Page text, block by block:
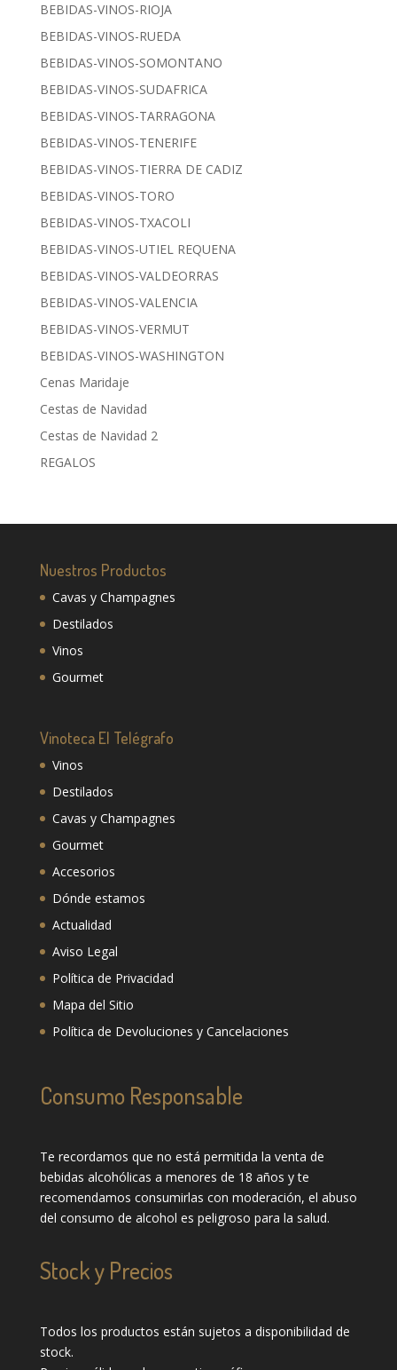
BEBIDAS-VINOS-RIOJA
BEBIDAS-VINOS-RUEDA
BEBIDAS-VINOS-SOMONTANO
BEBIDAS-VINOS-SUDAFRICA
BEBIDAS-VINOS-TARRAGONA
BEBIDAS-VINOS-TENERIFE
BEBIDAS-VINOS-TIERRA DE CADIZ
BEBIDAS-VINOS-TORO
BEBIDAS-VINOS-TXACOLI
BEBIDAS-VINOS-UTIEL REQUENA
BEBIDAS-VINOS-VALDEORRAS
BEBIDAS-VINOS-VALENCIA
BEBIDAS-VINOS-VERMUT
BEBIDAS-VINOS-WASHINGTON
Cenas Maridaje
Cestas de Navidad
Cestas de Navidad 2
REGALOS
Nuestros Productos
Cavas y Champagnes
Destilados
Vinos
Gourmet
Vinoteca El Telégrafo
Vinos
Destilados
Cavas y Champagnes
Gourmet
Accesorios
Dónde estamos
Actualidad
Aviso Legal
Política de Privacidad
Mapa del Sitio
Política de Devoluciones y Cancelaciones
Consumo Responsable
Te recordamos que no está permitida la venta de
bebidas alcohólicas a menores de 18 años y te
recomendamos consumirlas con moderación, el abuso
del consumo de alcohol es peligroso para la salud.
Stock y Precios
Todos los productos están sujetos a disponibilidad de
stock.